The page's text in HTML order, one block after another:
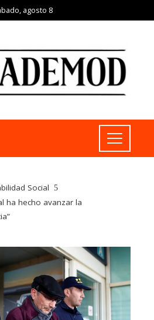
agosto 8
Social
ha hecho avanzar la